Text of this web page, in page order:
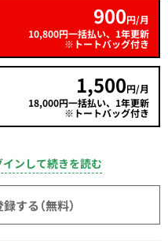
900円/月
10,800円一括払い、1年更新
※トートバッグ付き
1,500円/月
18,000円一括払い、1年更新
※トートバッグ付き
ンして続きを読む
する（無料）